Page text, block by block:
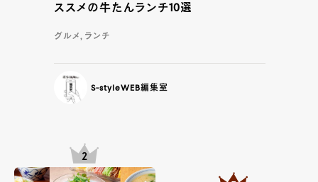
ススメの牛たんランチ10選
グルメ, ランチ
S-styleWEB編集室